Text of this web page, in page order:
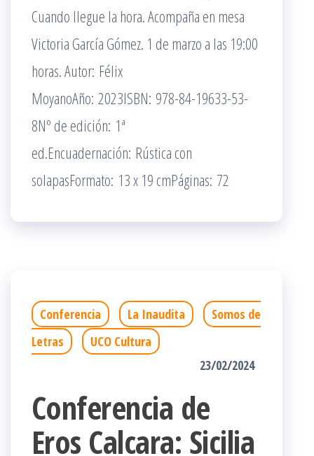
Cuando llegue la hora. Acompaña en mesa
Victoria García Gómez. 1 de marzo a las 19:00
horas. Autor: Félix
MoyanoAño: 2023ISBN: 978-84-19633-53-
8Nº de edición: 1ª
ed.Encuadernación: Rústica con
solapasFormato: 13 x 19 cmPáginas: 72
Conferencia La Inaudita
Somos de
Letras
UCO Cultura
23/02/2024
Conferencia de
Eros Calcara: Sicilia